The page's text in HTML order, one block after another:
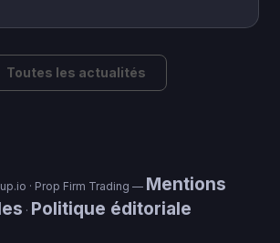
Toutes les actualités
· Prop Firm Trading — Mentions
· Politique éditoriale